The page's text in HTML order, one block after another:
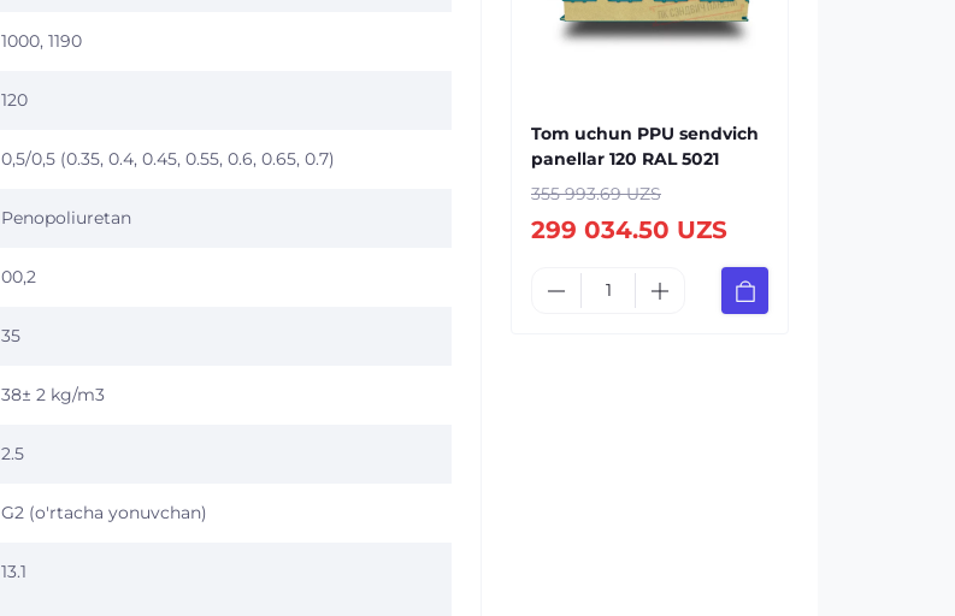
1000, 1190
120
0,5/0,5 (0.35, 0.4, 0.45, 0.55, 0.6, 0.65, 0.7)
Penopoliuretan
00,2
35
38± 2 kg/m3
2.5
G2 (o'rtacha yonuvchan)
13.1
Tom uchun PPU sendvich
panellar 120 RAL 5021
355 993.69 UZS
299 034.50 UZS